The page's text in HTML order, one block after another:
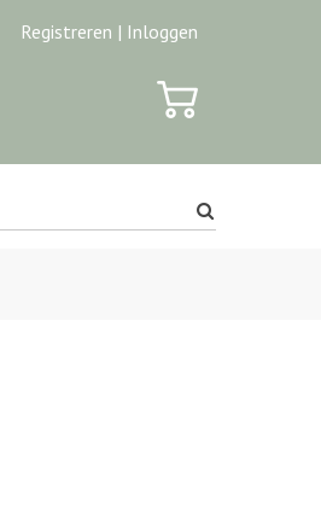
Registreren | Inloggen